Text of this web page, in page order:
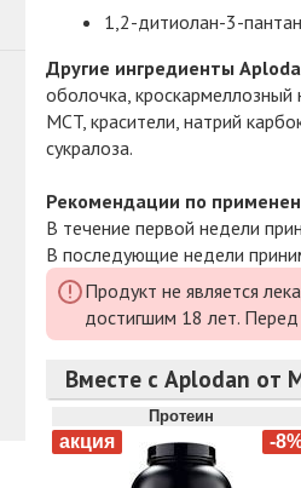
1,2-дитиолан-3-
Другие ингредиенты
оболочка, кроскармеллозный
MCT, красители, натрий
сукралоза.
Рекомендации по
В течение первой недели
В последующие недели
Продукт не является
достигшим 18 лет. Перед
Вместе с Aplodan от
Протеин